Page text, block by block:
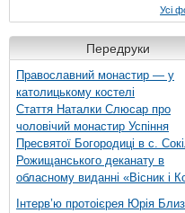
Усі
Передруки
Православний монастир — у
католицькому костелі
Стаття Наталки Слюсар про
чоловічий монастир Успіння
Пресвятої Богородиці в с.
Рожищанського деканату в
обласному виданні «Вісник і
Інтерв’ю протоієрея Юрія